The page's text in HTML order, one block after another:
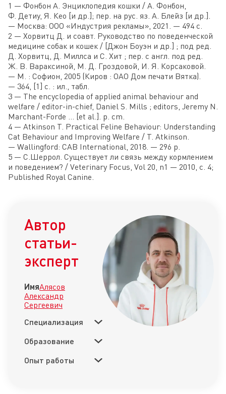
1 — Фонбон А. Энциклопедия кошки / А. Фонбон,
Ф. Детиу, Я. Кео [и др.]; пер. на рус. яз. А. Блейз [и др.].
— Москва: ООО «Индустрия рекламы», 2021. — 494 с.
2 — Хорвитц Д. и соавт. Руководство по поведенческой
медицине собак и кошек / [Джон Боуэн и др.] ; под ред.
Д. Хорвитц, Д. Миллса и С. Хит ; пер. с англ. под ред.
Ж. В. Вараксиной, М. Д. Гроздовой, И. Я. Корсаковой.
— М. : Софион, 2005 (Киров : ОАО Дом печати Вятка).
— 364, [1] с. : ил., табл.
3 — The encyclopedia of applied animal behaviour and
welfare / editor-in-chief, Daniel S. Mills ; editors, Jeremy N.
Marchant-Forde ... [et al.]. p. cm.
4 — Atkinson T. Practical Feline Behaviour: Understanding
Cat Behaviour and Improving Welfare / T. Atkinson.
— Wallingford: CAB International, 2018. — 296 p.
5 — С.Шеррол. Существует ли связь между кормлением
и поведением? / Vеtегinary Foсus, Vоl 20, n1 — 2010, с. 4;
Published Royal Canine.
Автор
статьи-
эксперт
ИмяАлясов
Александр
Сергеевич
Специализация
Образование
Опыт работы